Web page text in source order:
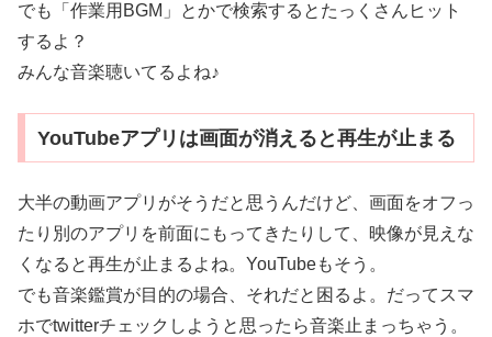
でも「作業用BGM」とかで検索するとたっくさんヒット
するよ？
みんな音楽聴いてるよね♪
YouTubeアプリは画面が消えると再生が止まる
大半の動画アプリがそうだと思うんだけど、画面をオフっ
たり別のアプリを前面にもってきたりして、映像が見えな
くなると再生が止まるよね。YouTubeもそう。
でも音楽鑑賞が目的の場合、それだと困るよ。だってスマ
ホでtwitterチェックしようと思ったら音楽止まっちゃう。